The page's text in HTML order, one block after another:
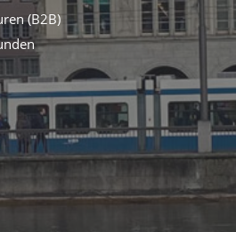
(B2B)